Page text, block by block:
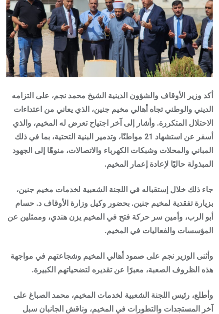
أكد وزير الأوقاف والشؤون الدينية الشيخ محمد نجم، على التزامه
الديني والوطني تجاه أهالي مخيم جنين، الذي يعاني من اعتداءات
الاحتلال المتكررة. وأشار إلى آخر اجتياح تعرض له المخيم، والذي
أسفر عن استشهاد 21 مواطنًا، وتدمير البنية التحتية، بما في ذلك
المباني والمحلات وشبكات الكهرباء والاتصالات، منوهًا إلى الجهود
المبذولة حاليًا لإعادة إعمار المخيم.
جاء ذلك خلال إستقباله في اللجنة الشعبية لخدمات مخيم جنين،
بزيارة تفقدية لمخيم جنين. بحضور وكيل وزارة الأوقاف د. حسام
أبو الرب، وأمين سر حركة فتح في المخيم يزن هندي، وممثلين عن
المؤسسات والفعاليات في المخيم.
وأثنى الوزير نجم على صمود أهالي المخيم وشجاعتهم في مواجهة
هذه الظروف الصعبة، معبرًا عن تقديره لتضحياتهم الكبيرة.
وأطلع، رئيس اللجنة الشعبية لخدمات المخيم، محمد الصباغ على
آخر المستجدات والتطورات في المخيم، وناقش الجانبان سبل